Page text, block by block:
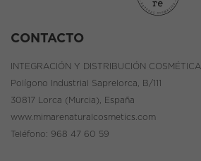
CONTACTO
INTEGRACIÓN Y DISTRIBUCIÓN COSMÉTICA
Polígono Industrial Saprelorca, B/111
30817 Lorca (Murcia), España
www.mimarenaturalcosmetics.com
Teléfono: 968 47 60 59